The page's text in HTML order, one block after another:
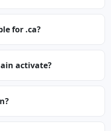
for .ca?
activate?